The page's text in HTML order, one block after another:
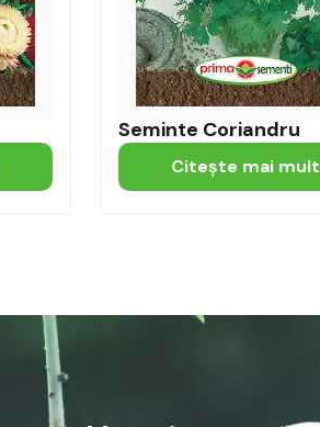
Seminte Coriandru
Citeşte mai mult